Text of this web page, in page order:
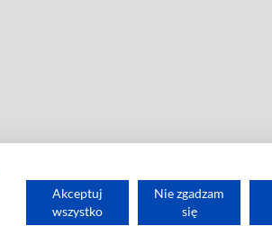
Akceptuj
wszystko
Nie zgadzam
się